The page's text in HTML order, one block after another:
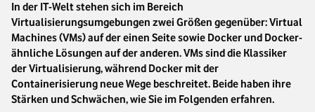
In der IT-Welt stehen sich im Bereich
Virtualisierungsumgebungen zwei Größen gegenüber: Virtual
Machines (VMs) auf der einen Seite sowie Docker und Docker-
ähnliche Lösungen auf der anderen. VMs sind die Klassiker
der Virtualisierung, während Docker mit der
Containerisierung neue Wege beschreitet. Beide haben ihre
Stärken und Schwächen, wie Sie im Folgenden erfahren.